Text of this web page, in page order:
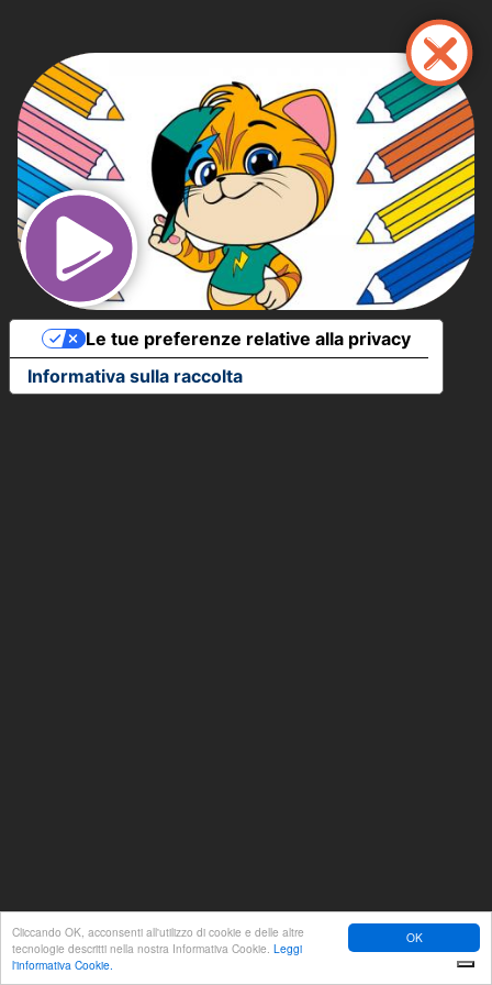
OK
Cliccando OK, acconsenti all'utilizzo di cookie e delle altre
tecnologie descritti nella nostra Informativa Cookie. Leggi
l'informativa Cookie.
principale
Informativa sulla raccolta
Le tue preferenze relative alla privacy